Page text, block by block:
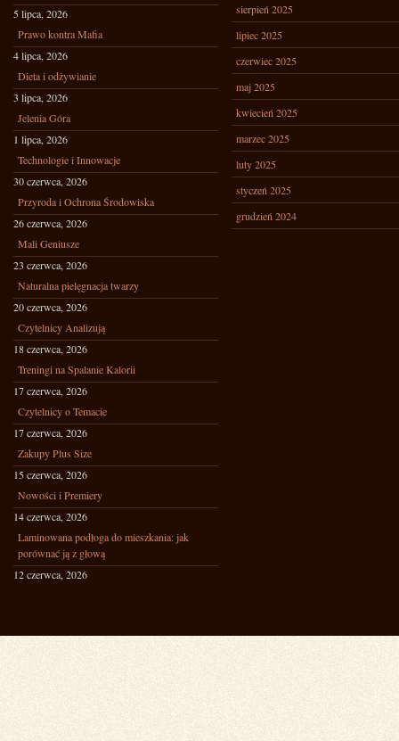
5 lipca, 2026
Prawo kontra Mafia
4 lipca, 2026
Dieta i odżywianie
3 lipca, 2026
Jelenia Góra
1 lipca, 2026
Technologie i Innowacje
30 czerwca, 2026
Przyroda i Ochrona Środowiska
26 czerwca, 2026
Mali Geniusze
23 czerwca, 2026
Naturalna pielęgnacja twarzy
20 czerwca, 2026
Czytelnicy Analizują
18 czerwca, 2026
Treningi na Spalanie Kalorii
17 czerwca, 2026
Czytelnicy o Temacie
17 czerwca, 2026
Zakupy Plus Size
15 czerwca, 2026
Nowości i Premiery
14 czerwca, 2026
Laminowana podłoga do mieszkania: jak
porównać ją z głową
12 czerwca, 2026
sierpień 2025
lipiec 2025
czerwiec 2025
maj 2025
kwiecień 2025
marzec 2025
luty 2025
styczeń 2025
grudzień 2024